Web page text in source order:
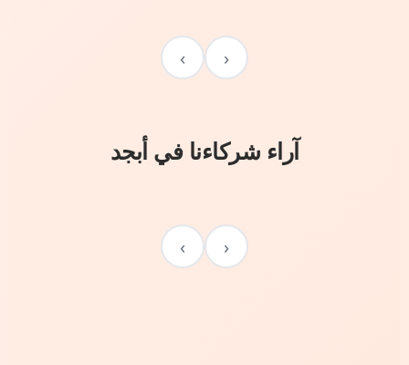
‹
›
آراء شركاءنا في أبجد
‹
›